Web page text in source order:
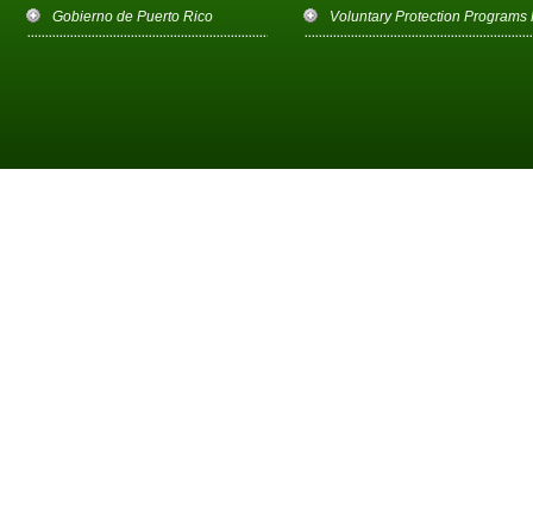
Gobierno de Puerto Rico Voluntary Protection